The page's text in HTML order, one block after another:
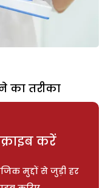
का तरीका
करें
मुद्दों से जुड़ी हर